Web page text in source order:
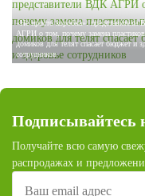
«Не просто коробка»: представители
АГРИ о том, почему замена
домиков для телят спасает бюджет и
сотрудников
Подписывайтесь
Получайте всю самую
распродажах и